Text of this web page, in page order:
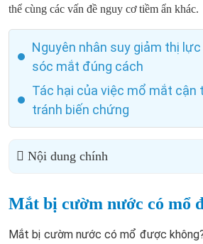
thể cùng các vấn đề nguy cơ tiềm ẩn khác.
Nguyên nhân suy giảm thị
sóc mắt đúng cách
Tác hại của việc mổ mắt cận
tránh biến chứng
Nội dung chính
Mắt bị cườm nước có mổ
Mắt bị cườm nước có mổ được